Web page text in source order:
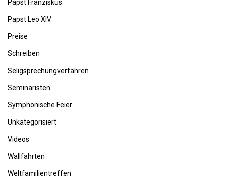
Papst Franziskus
Papst Leo XIV.
Preise
Schreiben
Seligsprechungverfahren
Seminaristen
Symphonische Feier
Unkategorisiert
Videos
Wallfahrten
Weltfamilientreffen